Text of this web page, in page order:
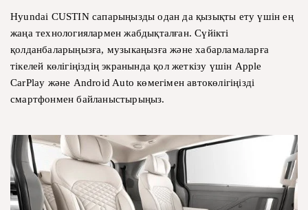
Hyundai CUSTIN сапарыңызды одан да қызықты ету үшін ең
жаңа технологиялармен жабдықталған. Сүйікті
қолданбаларыңызға, музыкаңызға және хабарламаларға
тікелей көлігіңіздің экранында қол жеткізу үшін Apple
CarPlay және Android Auto көмегімен автокөлігіңізді
смартфонмен байланыстырыңыз.